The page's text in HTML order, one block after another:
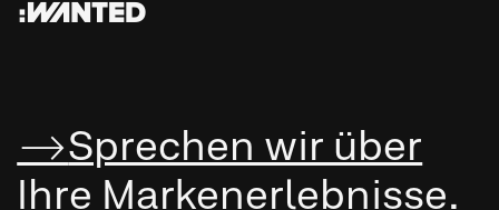
:WANTED
Sprechen wir über
Ihre Marken­erleb­nisse.